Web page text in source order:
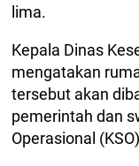
lima.
Kepala Dinas
mengatakan
tersebut akan
pemerintah dan
Operasional